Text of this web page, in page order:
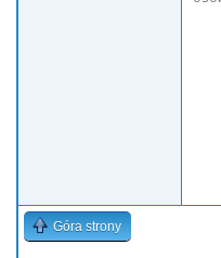
Góra strony